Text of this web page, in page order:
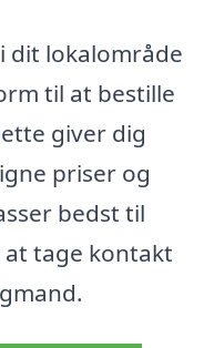
dit lokalområde
til at bestille
giver dig
priser og
bedst til
at tage kontakt